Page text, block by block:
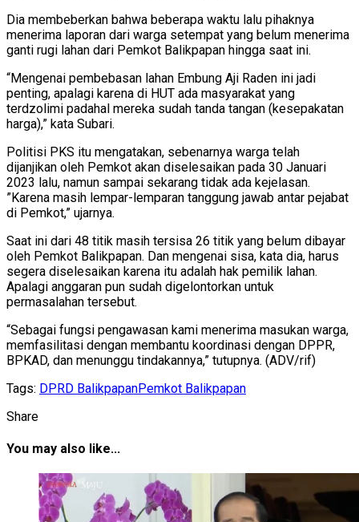
Dia membeberkan bahwa beberapa waktu lalu pihaknya
menerima laporan dari warga setempat yang belum menerima
ganti rugi lahan dari Pemkot Balikpapan hingga saat ini.
“Mengenai pembebasan lahan Embung Aji Raden ini jadi
penting, apalagi karena di HUT ada masyarakat yang
terdzolimi padahal mereka sudah tanda tangan (kesepakatan
harga),” kata Subari.
Politisi PKS itu mengatakan, sebenarnya warga telah
dijanjikan oleh Pemkot akan diselesaikan pada 30 Januari
2023 lalu, namun sampai sekarang tidak ada kejelasan.
”Karena masih lempar-lemparan tanggung jawab antar pejabat
di Pemkot,” ujarnya.
Saat ini dari 48 titik masih tersisa 26 titik yang belum dibayar
oleh Pemkot Balikpapan. Dan mengenai sisa, kata dia, harus
segera diselesaikan karena itu adalah hak pemilik lahan.
Apalagi anggaran pun sudah digelontorkan untuk
permasalahan tersebut.
“Sebagai fungsi pengawasan kami menerima masukan warga,
memfasilitasi dengan membantu koordinasi dengan DPPR,
BPKAD, dan menunggu tindakannya,” tutupnya. (ADV/rif)
Tags: DPRD BalikpapanPemkot Balikpapan
Share
You may also like...